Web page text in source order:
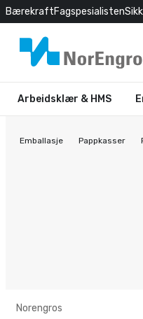
BærekraftFagspesialisten
Arbeidsklær & HMS
Emballasje Pappkasser
Norengros